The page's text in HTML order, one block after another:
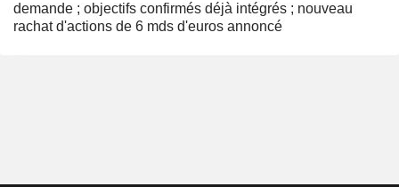
demande ; objectifs confirmés déjà intégrés ; nouveau
rachat d'actions de 6 mds d'euros annoncé